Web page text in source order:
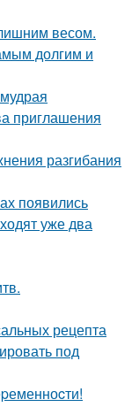
весом.
долгим и
приглашения
разгибания
появились
уже два
рецепта
под